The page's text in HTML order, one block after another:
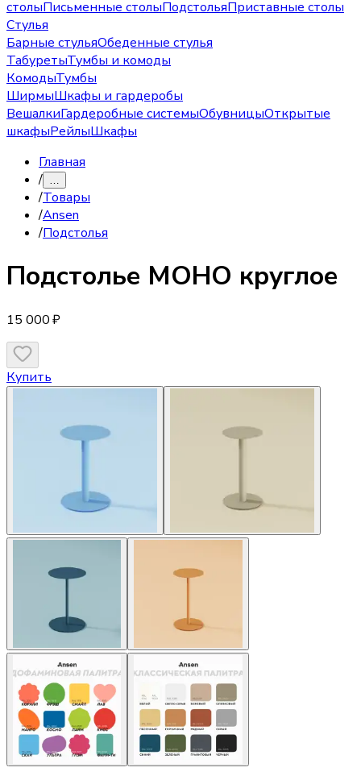
столыПисьменные столыПодстольяПриставные столы
Стулья
Барные стульяОбеденные стулья
ТабуретыТумбы и комоды
КомодыТумбы
ШирмыШкафы и гардеробы
ВешалкиГардеробные системыОбувницыОткрытые
шкафыРейлыШкафы
Главная
/ …
/Товары
/Ansen
/Подстолья
Подстолье МОНО круглое
15 000 ₽
Купить